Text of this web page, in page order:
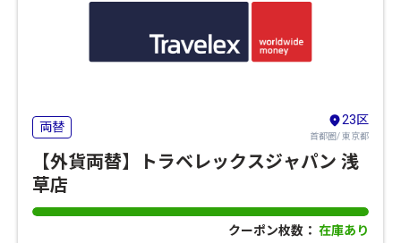
両替 23区
首都圏/ 東京都
【外貨両替】トラベレックスジャパン 浅
草店
クーポン枚数： 在庫あり